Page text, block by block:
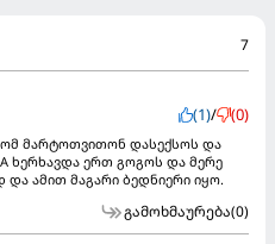
7
(1)/ (0)
მარტოთვითონ დასექსოს და
ხერხავდა ერთ გოგოს და მერე
ამით მაგარი ბედნიერი იყო.
გამოხმაურება(0)